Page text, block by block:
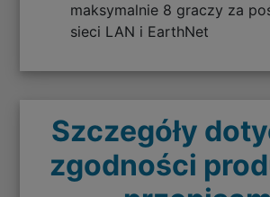
maksymalnie 8 graczy za
sieci LAN i EarthNet
Szczegóły
zgodności